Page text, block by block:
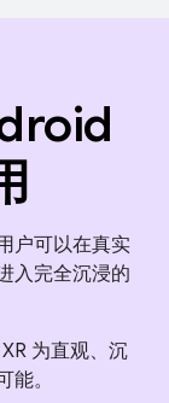
户可以在真实
入完全沉浸的
为直观、沉
。